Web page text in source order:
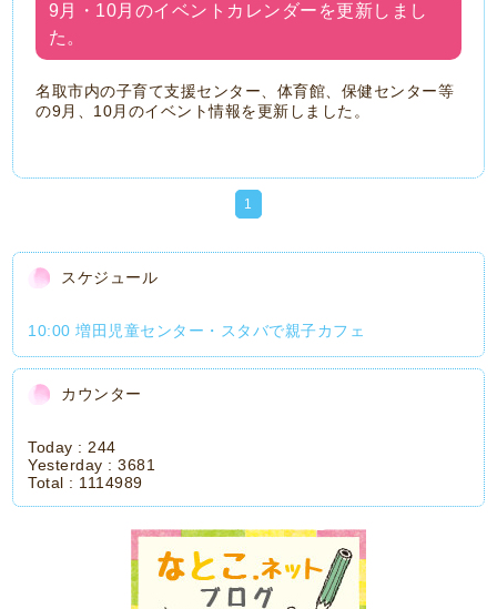
9月・10月のイベントカレンダーを更新しまし
た。
名取市内の子育て支援センター、体育館、保健センター等
の9月、10月のイベント情報を更新しました。
1
スケジュール
10:00 増田児童センター・スタバで親子カフェ
カウンター
Today : 244
Yesterday :3681
Total : 1114989